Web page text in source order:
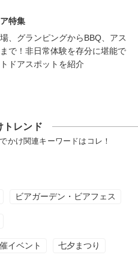
特集
、グランピングからBBQ、アス
で！非日常体験を存分に堪能で
ドアスポットを紹介
トレンド
かけ関連キーワードはコレ！
ビアガーデン・ビアフェス
イベント 七夕まつり